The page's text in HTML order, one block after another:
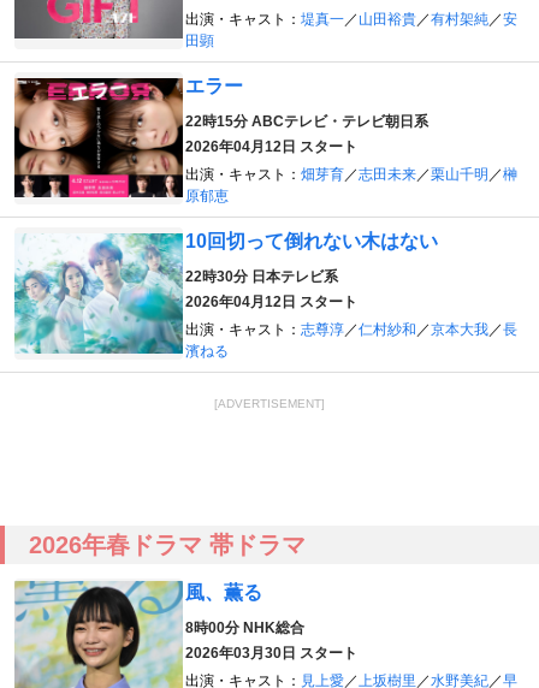
出演・キャスト： 堤真一／ 山田裕貴／有村架純／安
田顕
エラー
22時15分 ABCテレビ・テレビ朝日系
2026年04月12日 スタート
出演・キャスト： 畑芽育／志田未来／栗山千明 ／榊
原郁恵
10回切って倒れない木はない
22時30分 日本テレビ系
2026年04月12日 スタート
出演・キャスト： 志尊淳／仁村紗和 ／京本大我／長
濱ねる
[ADVERTISEMENT]
2026年春ドラマ 帯ドラマ
風、薫る
8時00分 NHK総合
2026年03月30日 スタート
出演・キャスト： 見上愛／上坂樹里 ／水野美紀／早